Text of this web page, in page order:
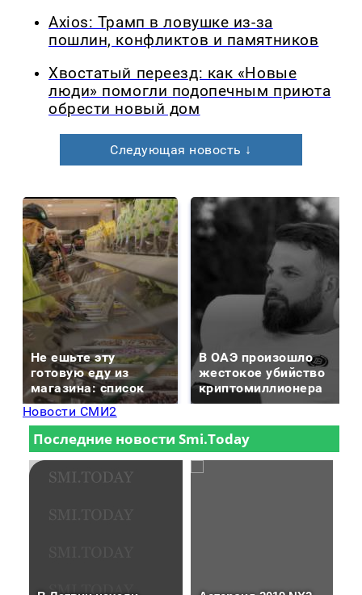
Axios: Трамп в ловушке из-за
пошлин, конфликтов и памятников
Хвостатый переезд: как «Новые
люди» помогли подопечным приюта
обрести новый дом
Следующая новость ↓
Не ешьте эту
готовую еду из
магазина: список
В ОАЭ произошло
жестокое убийство
криптомиллионера
Новости СМИ2